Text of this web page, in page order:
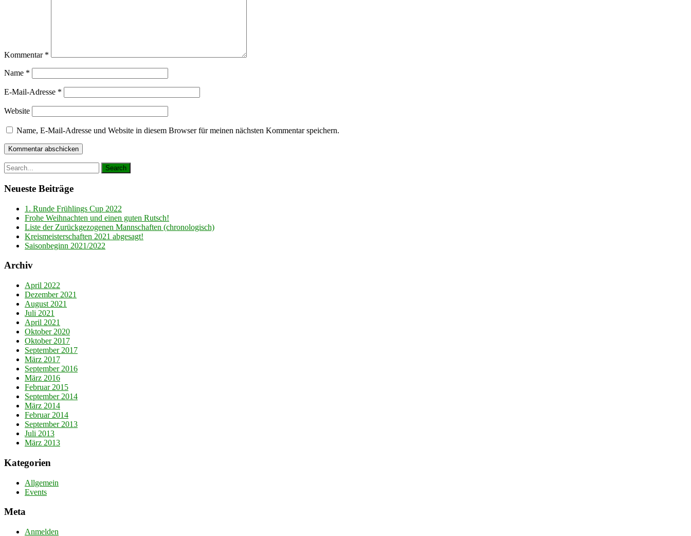
Kommentar *
Name *
E-Mail-Adresse *
Website
Name, E-Mail-Adresse und Website in diesem Browser für meinen nächsten Kommentar speichern.
Neueste Beiträge
1. Runde Frühlings Cup 2022
Frohe Weihnachten und einen guten Rutsch!
Liste der Zurückgezogenen Mannschaften (chronologisch)
Kreismeisterschaften 2021 abgesagt!
Saisonbeginn 2021/2022
Archiv
April 2022
Dezember 2021
August 2021
Juli 2021
April 2021
Oktober 2020
Oktober 2017
September 2017
März 2017
September 2016
März 2016
Februar 2015
September 2014
März 2014
Februar 2014
September 2013
Juli 2013
März 2013
Kategorien
Allgemein
Events
Meta
Anmelden